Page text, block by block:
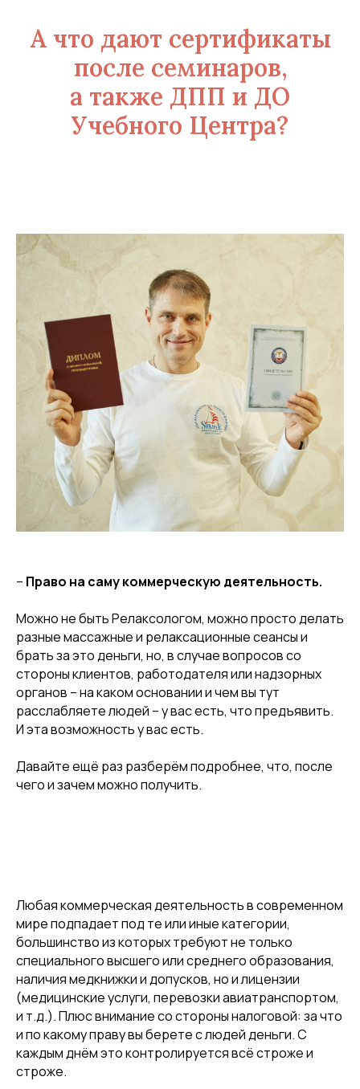
А что дают сертификаты
после семинаров,
а также ДПП и ДО
Учебного Центра?
– Право на саму коммерческую деятельность.
Можно не быть Релаксологом, можно просто делать
разные массажные и релаксационные сеансы и
брать за это деньги, но, в случае вопросов со
стороны клиентов, работодателя или надзорных
органов – на каком основании и чем вы тут
расслабляете людей – у вас есть, что предъявить.
И эта возможность у вас есть.
Давайте ещё раз разберём подробнее, что, после
чего и зачем можно получить.
Любая коммерческая деятельность в современном
мире подпадает под те или иные категории,
большинство из которых требуют не только
специального высшего или среднего образования,
наличия медкнижки и допусков, но и лицензии
(медицинские услуги, перевозки авиатранспортом,
и т.д.). Плюс внимание со стороны налоговой: за что
и по какому праву вы берете с людей деньги. С
каждым днём это контролируется всё строже и
строже.